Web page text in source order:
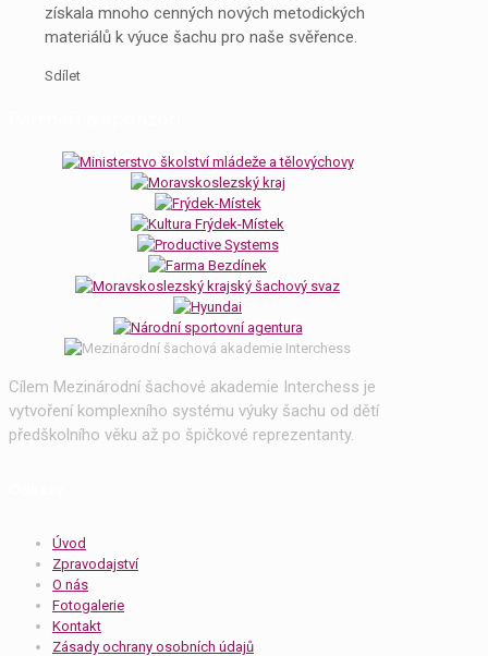
získala mnoho cenných nových metodických
materiálů k výuce šachu pro naše svěřence.
Sdílet
Cílem Mezinárodní šachové akademie Interchess je
vytvoření komplexního systému výuky šachu od dětí
předškolního věku až po špičkové reprezentanty.
Úvod
Zpravodajství
O nás
Fotogalerie
Kontakt
Zásady ochrany osobních údajů